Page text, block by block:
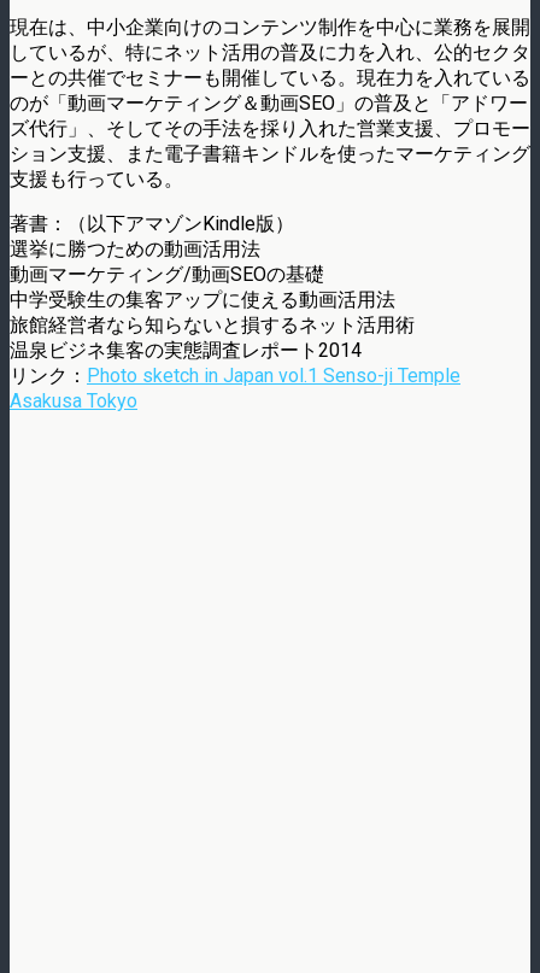
現在は、中小企業向けのコンテンツ制作を中心に業務を展開
しているが、特にネット活用の普及に力を入れ、公的セクタ
ーとの共催でセミナーも開催している。現在力を入れている
のが「動画マーケティング＆動画SEO」の普及と「アドワー
ズ代行」、そしてその手法を採り入れた営業支援、プロモー
ション支援、また電子書籍キンドルを使ったマーケティング
支援も行っている。
著書：（以下アマゾンKindle版）
選挙に勝つための動画活用法
動画マーケティング/動画SEOの基礎
中学受験生の集客アップに使える動画活用法
旅館経営者なら知らないと損するネット活用術
温泉ビジネ集客の実態調査レポート2014
リンク： Photo sketch in Japan vol.1 Senso-ji Temple
Asakusa Tokyo